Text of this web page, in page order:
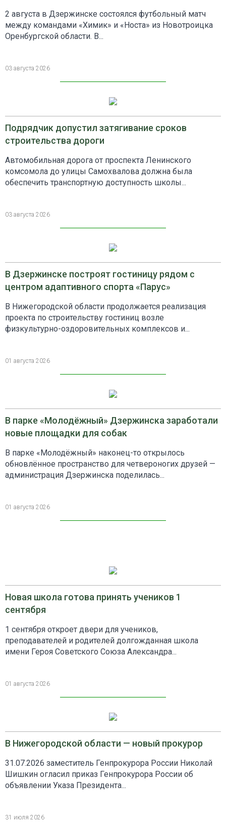
2 августа в Дзержинске состоялся футбольный матч
между командами «Химик» и «Носта» из Новотроицка
Оренбургской области. В...
03 августа 2026
Подрядчик допустил затягивание сроков
строительства дороги
Автомобильная дорога от проспекта Ленинского
комсомола до улицы Самохвалова должна была
обеспечить транспортную доступность школы...
03 августа 2026
В Дзержинске построят гостиницу рядом с
центром адаптивного спорта «Парус»
В Нижегородской области продолжается реализация
проекта по строительству гостиниц возле
физкультурно-оздоровительных комплексов и...
01 августа 2026
В парке «Молодёжный» Дзержинска заработали
новые площадки для собак
В парке «Молодёжный» наконец-то открылось
обновлённое пространство для четвероногих друзей —
администрация Дзержинска поделилась...
01 августа 2026
Новая школа готова принять учеников 1
сентября
1 сентября откроет двери для учеников,
преподавателей и родителей долгожданная школа
имени Героя Советского Союза Александра...
01 августа 2026
В Нижегородской области — новый прокурор
31.07.2026 заместитель Генпрокурора России Николай
Шишкин огласил приказ Генпрокурора России об
объявлении Указа Президента...
31 июля 2026